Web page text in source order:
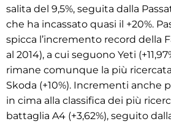
salita del 9,5%, seguita dalla
che ha incassato quasi il +20%.
spicca l’incremento record della
al 2014), a cui seguono Yeti
rimane comunque la più
Skoda (+10%). Incrementi anche
in cima alla classifica dei più
battaglia A4 (+3,62%), seguito